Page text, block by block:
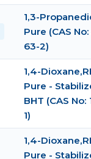
1,3-
Pure (CAS
63-2)
1,4-
Pure -
BHT (CAS No:
1)
1,4-
Pure -